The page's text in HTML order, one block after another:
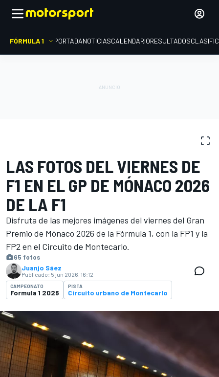
FÓRMULA 1 PORTADANOTICIASCALENDARIORESULTADOS
LAS FOTOS DEL VIERNES DE
F1 EN EL GP DE MÓNACO 2026
DE LA F1
Disfruta de las mejores imágenes del viernes del Gran
Premio de Mónaco 2026 de la Fórmula 1, con la FP1 y la
FP2 en el Circuito de Montecarlo.
65 fotos
Juanjo Sáez
Publicado: 5 jun 2026, 16:12
CAMPEONATO
Formula 1 2026
PISTA
Circuito urbano de Montecarlo